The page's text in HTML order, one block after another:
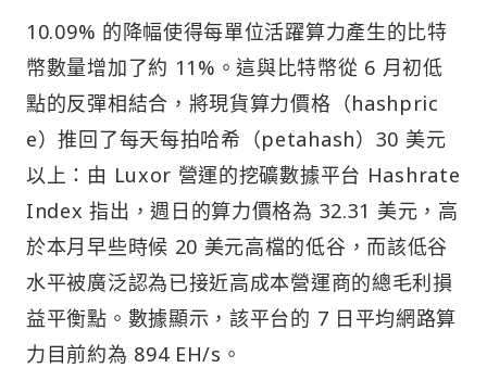
10.09% 的降幅使得每單位活躍算力產生的比特
幣數量增加了約 11%。這與比特幣從 6 月初低
點的反彈相結合，將現貨算力價格（hashpric
e）推回了每天每拍哈希（petahash）30 美元
以上：由 Luxor 營運的挖礦數據平台 Hashrate
Index 指出，週日的算力價格為 32.31 美元，高
於本月早些時候 20 美元高檔的低谷，而該低谷
水平被廣泛認為已接近高成本營運商的總毛利損
益平衡點。數據顯示，該平台的 7 日平均網路算
力目前約為 894 EH/s。